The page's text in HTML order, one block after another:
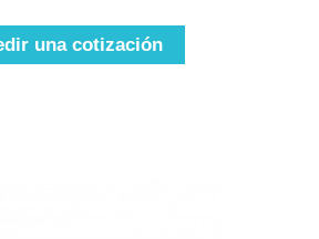
una cotización